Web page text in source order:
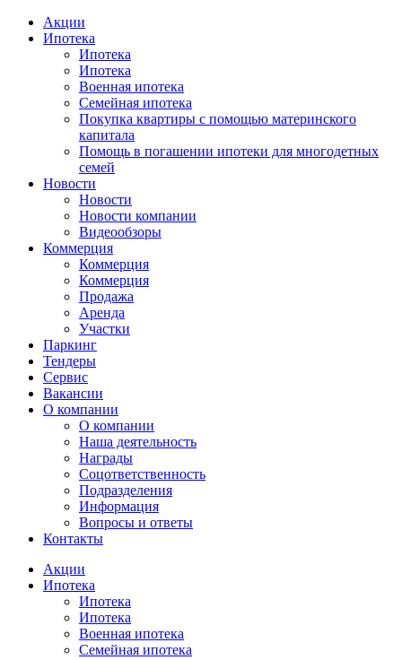
Акции
Ипотека
Ипотека
Ипотека
Военная ипотека
Семейная ипотека
Покупка квартиры с помощью материнского
капитала
Помощь в погашении ипотеки для многодетных
семей
Новости
Новости
Новости компании
Видеообзоры
Коммерция
Коммерция
Коммерция
Продажа
Аренда
Участки
Паркинг
Тендеры
Сервис
Вакансии
О компании
О компании
Наша деятельность
Награды
Соцответственность
Подразделения
Информация
Вопросы и ответы
Контакты
Акции
Ипотека
Ипотека
Ипотека
Военная ипотека
Семейная ипотека